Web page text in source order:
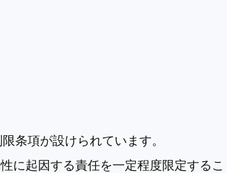
条項が設けられています。
に起因する責任を一定程度限定するこ